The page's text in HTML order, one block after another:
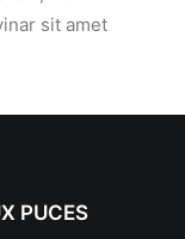
sit amet
PUCES